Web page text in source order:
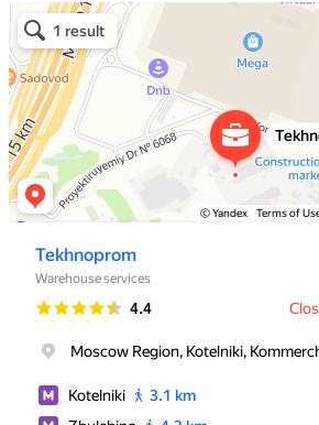
Пункт отгрузки заказов Элементто
Пункт отгрузки заказов Элементто